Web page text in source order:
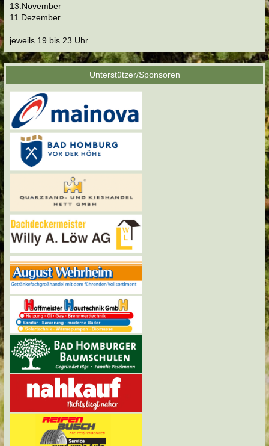
13.November
11.Dezember
jeweils 19 bis 23 Uhr
Unterstützer/Sponsoren